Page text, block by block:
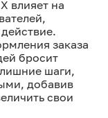
влияет на
заказа
бросит
шаги,
добавив
свои